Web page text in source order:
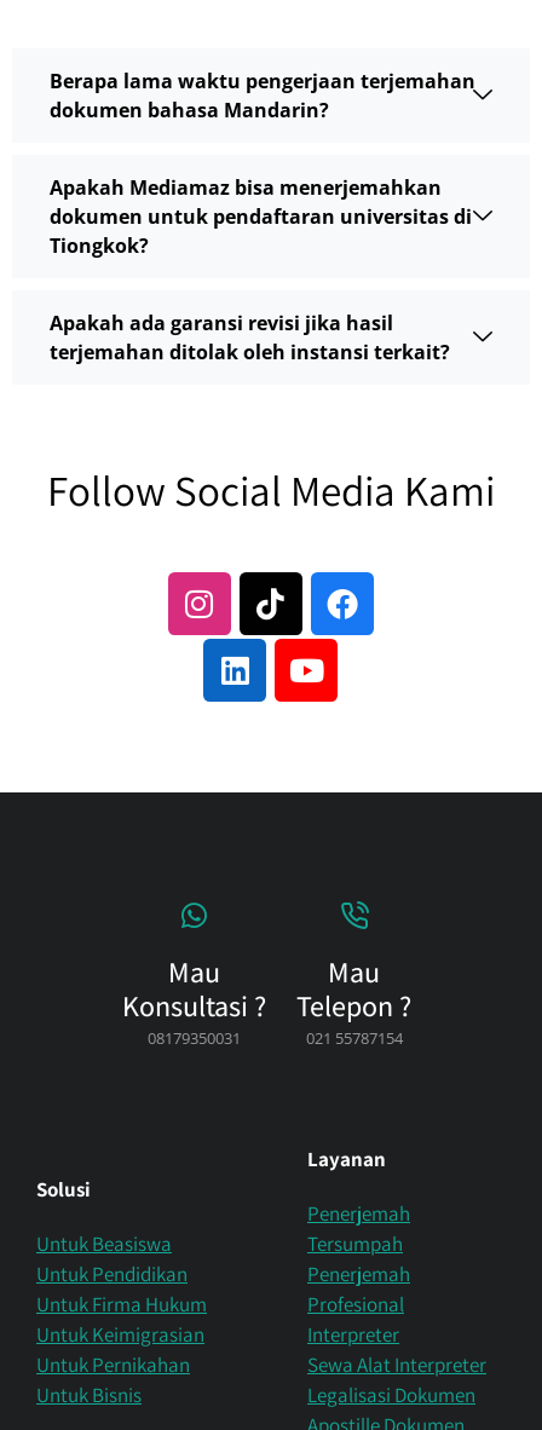
Berapa lama waktu pengerjaan terjemahan
dokumen bahasa Mandarin?
Apakah Mediamaz bisa menerjemahkan
dokumen untuk pendaftaran universitas di
Tiongkok?
Apakah ada garansi revisi jika hasil
terjemahan ditolak oleh instansi terkait?
Follow Social Media Kami
Mau
Konsultasi ?
08179350031
Mau
Telepon ?
021 55787154
Solusi
Untuk Beasiswa
Untuk Pendidikan
Untuk Firma Hukum
Untuk Keimigrasian
Untuk Pernikahan
Untuk Bisnis
Layanan
Penerjemah
Tersumpah
Penerjemah
Profesional
Interpreter
Sewa Alat Interpreter
Legalisasi Dokumen
Apostille Dokumen